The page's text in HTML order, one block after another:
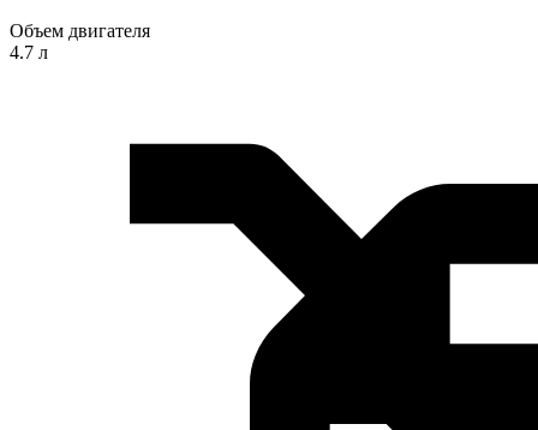
Объем двигателя
4.7 л